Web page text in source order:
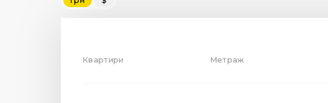
Квартири Метраж